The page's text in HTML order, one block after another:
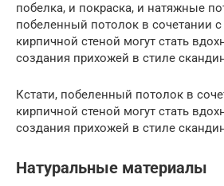
побелка, и покраска, и натяжные
побеленный потолок в сочетании с
кирпичной стеной могут стать
создания прихожей в стиле
Кстати, побеленный потолок в
кирпичной стеной могут стать
создания прихожей в стиле
Натуральные материалы